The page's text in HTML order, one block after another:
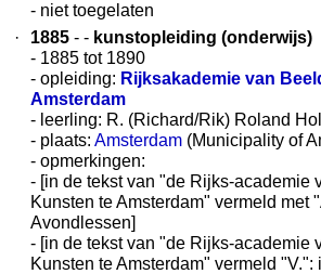
- niet toegelaten
·
1885 - - kunstopleiding (onderwijs)
- 1885 tot 1890
- opleiding: Rijksakademie van
Amsterdam
- leerling: R. (Richard/Rik) Roland
- plaats: Amsterdam (Municipality of
- opmerkingen:
- [in de tekst van "de Rijks-academie
Kunsten te Amsterdam" vermeld met
Avondlessen]
- [in de tekst van "de Rijks-academie
Kunsten te Amsterdam" vermeld "V.":